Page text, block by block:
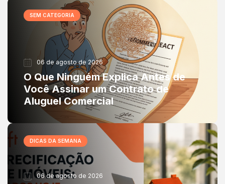
SEM CATEGORIA
06 de agosto de 2026
O Que Ninguém Explica Antes de
Você Assinar um Contrato de
Aluguel Comercial
DICAS DA SEMANA
06 de agosto de 2026